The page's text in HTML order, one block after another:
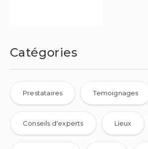
Catégories
Prestataires Temoignages
Conseils d'experts Lieux